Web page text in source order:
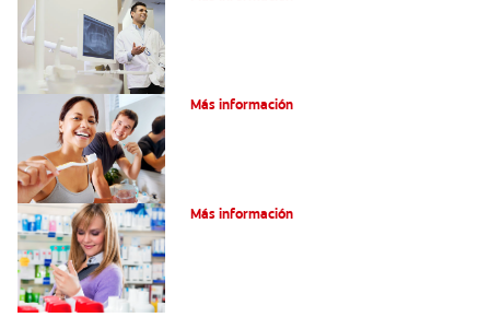
Más información
Más información